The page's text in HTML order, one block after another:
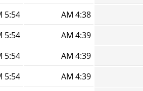
4:38 AM
5:54 AM
4:39 AM
5:54 AM
4:39 AM
5:54 AM
4:39 AM
5:54 AM